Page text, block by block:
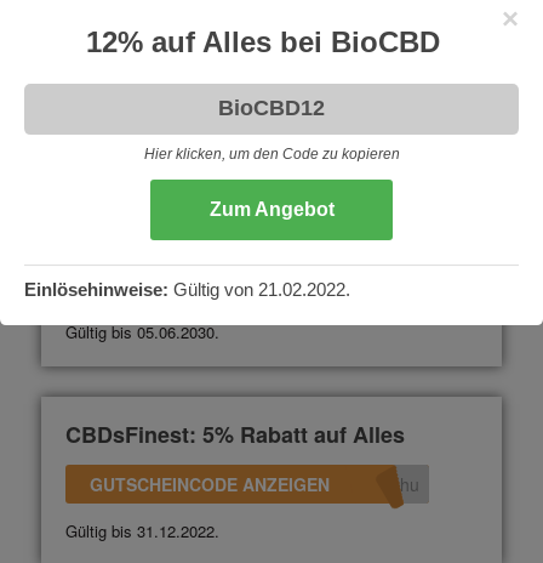
CBD Vital: 15% auf Alles
GUTSCHEINCODE ANZEIGEN 360
Nicht gültig auf die 2+1 Aktionen. Gültig bis 31.12.2023.
CBDNol: 10% Rabatt auf Alles
GUTSCHEINCODE ANZEIGEN
Gültig bis 05.06.2030.
CBDsFinest: 5% Rabatt auf Alles
GUTSCHEINCODE ANZEIGEN uhu
Gültig bis 31.12.2022.
×
12% auf Alles bei BioCBD
Hier klicken, um den Code zu kopieren
Zum Angebot
Einlösehinweise: Gültig von 21.02.2022.